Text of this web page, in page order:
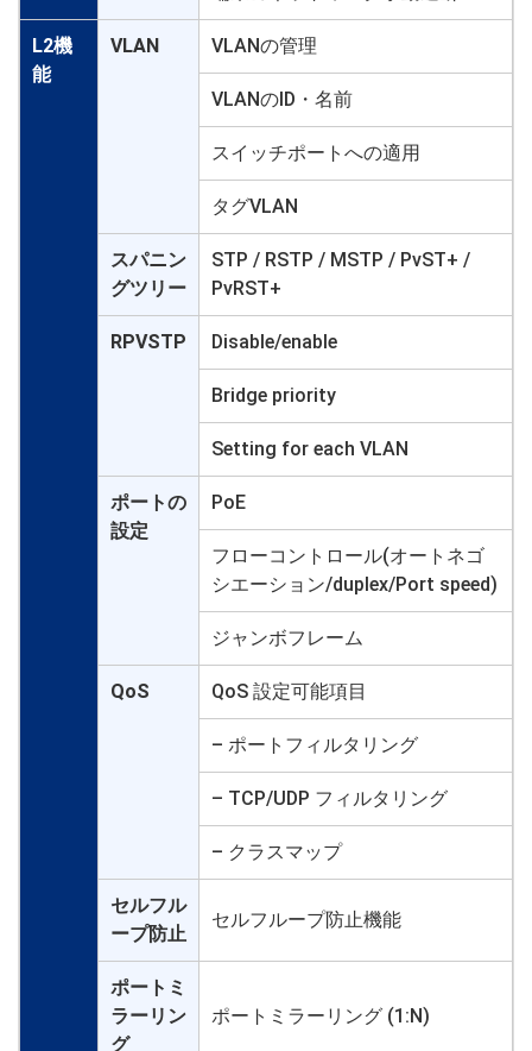
L2機
能
VLAN VLANの管理
VLANのID・名前
スイッチポートへの適用
タグVLAN
スパニン
グツリー
STP / RSTP / MSTP / PvST+ /
PvRST+
RPVSTP Disable/enable
Bridge priority
Setting for each VLAN
ポートの
設定
PoE
フローコントロール(オートネゴ
シエーション/duplex/Port speed)
ジャンボフレーム
QoS QoS 設定可能項目
– ポートフィルタリング
– TCP/UDP フィルタリング
– クラスマップ
セルフル
ープ防止
セルフループ防止機能
ポートミ
ラーリン
グ
ポートミラーリング (1:N)